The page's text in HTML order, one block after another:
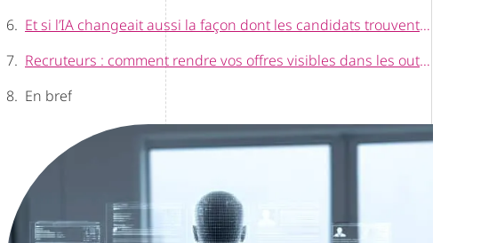
Et si l’IA changeait aussi la façon dont les candidats trouvent les offres ?
Recruteurs : comment rendre vos offres visibles dans les outils d’IA ?
En bref